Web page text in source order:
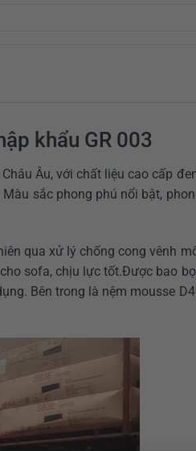
khẩu GR 003
Âu, với chất liệu cao cấp
sắc phong phú nổi bật,
qua xử lý chống cong vênh
sofa, chịu lực tốt.Được bao
Bên trong là nệm mousse